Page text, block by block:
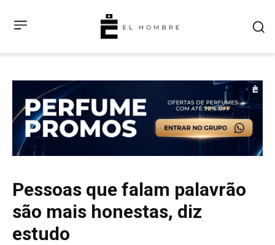
Pessoas que falam palavrão
são mais honestas, diz
estudo